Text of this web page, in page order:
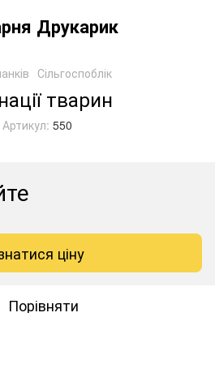
Друкарик
Сільгоспоблік
тварин
Артикул: 550
ціну
Порівняти